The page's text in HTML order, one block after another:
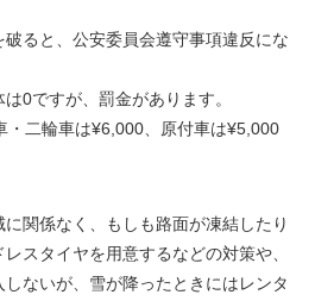
ると、公安委員会遵守事項違反にな
0ですが、罰金があります。
・二輪車は¥6,000、原付車は¥5,000
関係なく、もしも路面が凍結したり
スタイヤを用意するなどの対策や、
ないが、雪が降ったときにはレンタ